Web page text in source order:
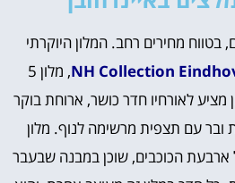
בטווח מחירים רחב. המלון היוקרתי
NH Collection
, מלון 5
מציע לאורחיו חדר כושר, ארוחת בוקר
ובר עם תצפית מרשימה לנוף. מלון
ארבעת הכוכבים, שוכן במבנה שבעבר